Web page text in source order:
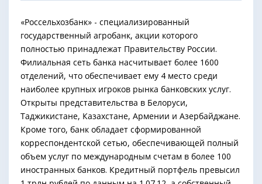
«Россельхозбанк» - специализированный
государственный агробанк, акции которого
полностью принадлежат Правительству России.
Филиальная сеть банка насчитывает более 1600
отделений, что обеспечивает ему 4 место среди
наиболее крупных игроков рынка банковских услуг.
Открыты представительства в Белоруси,
Таджикистане, Казахстане, Армении и Азербайджане.
Кроме того, банк обладает сформированной
корреспондентской сетью, обеспечивающей полный
объем услуг по международным счетам в более 100
иностранных банков. Кредитный портфель превысил